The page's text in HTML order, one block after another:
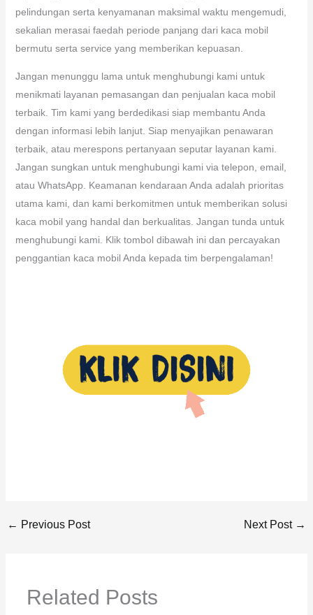
pelindungan serta kenyamanan maksimal waktu mengemudi,
sekalian merasai faedah periode panjang dari kaca mobil
bermutu serta service yang memberikan kepuasan.
Jangan menunggu lama untuk menghubungi kami untuk
menikmati layanan pemasangan dan penjualan kaca mobil
terbaik. Tim kami yang berdedikasi siap membantu Anda
dengan informasi lebih lanjut. Siap menyajikan penawaran
terbaik, atau merespons pertanyaan seputar layanan kami.
Jangan sungkan untuk menghubungi kami via telepon, email,
atau WhatsApp. Keamanan kendaraan Anda adalah prioritas
utama kami, dan kami berkomitmen untuk memberikan solusi
kaca mobil yang handal dan berkualitas. Jangan tunda untuk
menghubungi kami. Klik tombol dibawah ini dan percayakan
penggantian kaca mobil Anda kepada tim berpengalaman!
← Previous Post Next Post →
Related Posts